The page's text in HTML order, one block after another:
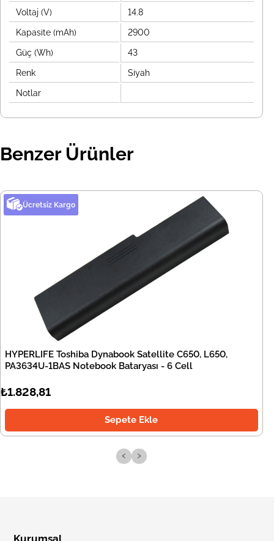
Voltaj (V) 14.8
Kapasite (mAh) 2900
Güç (Wh) 43
Renk Siyah
Notlar
Benzer Ürünler
Ücretsiz Kargo
HYPERLIFE Toshiba Dynabook Satellite C650, L650,
PA3634U-1BAS Notebook Bataryası - 6 Cell
₺1.828,81
Sepete Ekle
‹ ›